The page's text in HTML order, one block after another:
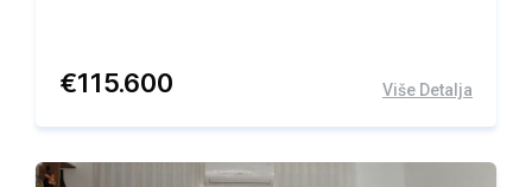
€115.600 Više Detalja